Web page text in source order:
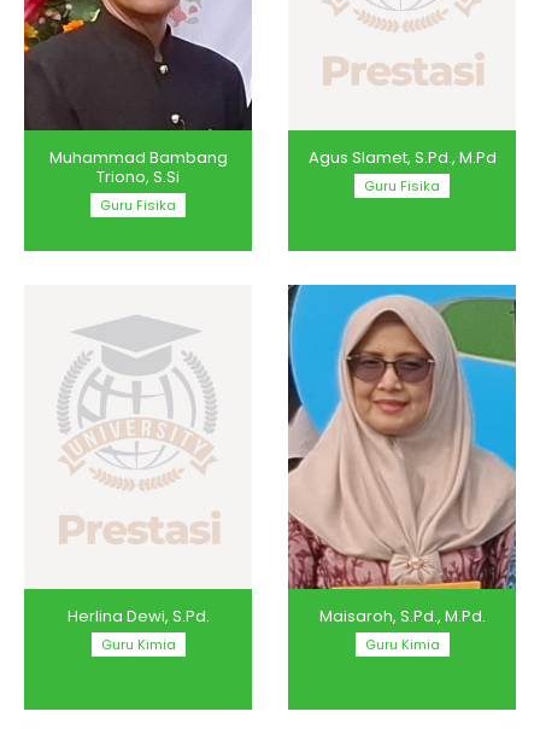
Muhammad Bambang
Triono, S.Si
Guru Fisika
Agus Slamet, S.Pd., M.Pd
Guru Fisika
Herlina Dewi, S.Pd.
Guru Kimia
Maisaroh, S.Pd., M.Pd.
Guru Kimia